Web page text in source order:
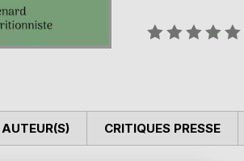
Évaluation:
AUTEUR(S) CRITIQUES PRESSE